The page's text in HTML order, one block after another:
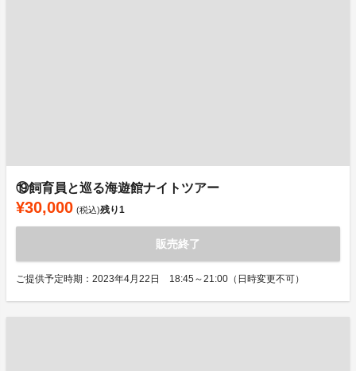
⑲飼育員と巡る海遊館ナイトツアー
¥30,000 (税込)残り1
販売終了
ご提供予定時期：2023年4月22日 18:45～21:00（日時変更不可）